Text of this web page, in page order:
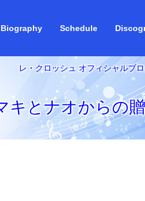
Biography Schedule
レ・クロッシュ オフィシャルブ
キとナオからの